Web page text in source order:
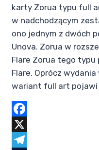
karty Zorua typu full
w nadchodzącym
ono jednym z dwóch
Unova. Zorua w
Flare Zorua tego typu
Flare. Oprócz
wariant full art pojawi
Facebook
X